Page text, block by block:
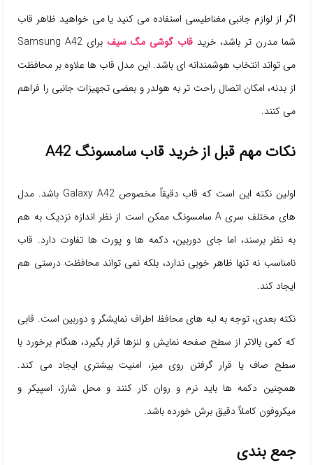
اگر از لوازم جانبی مغناطیسی استفاده می کنید یا می خواهید ظاهر قاب
شما مدرن تر باشد، خریدقاب گوشی مگ سیف
برای Samsung A42
می تواند انتخاب هوشمندانه ای باشد. این مدل قاب ها علاوه بر محافظت
از بدنه، امکان اتصال راحت تر به هولدر و بعضی تجهیزات جانبی را فراهم
می کنند.
نکات مهم قبل از خرید قاب سامسونگ A42
اولین نکته این است که قاب دقیقاً مخصوص Galaxy A42 باشد. مدل
های مختلف سری A سامسونگ ممکن است از نظر اندازه نزدیک به هم
به نظر برسند، اما جای دوربین، دکمه ها و پورت ها تفاوت دارد. قاب
نامناسب نه تنها ظاهر خوبی ندارد، بلکه نمی تواند محافظت درستی هم
ایجاد کند.
نکته بعدی، توجه به لبه های محافظ اطراف نمایشگر و دوربین است. قابی
که کمی بالاتر از سطح صفحه نمایش و لنزها قرار بگیرد، هنگام برخورد با
سطح صاف یا قرار گرفتن روی میز، امنیت بیشتری ایجاد می کند.
همچنین دکمه ها باید نرم و روان کار کنند و محل شارژ، اسپیکر و
میکروفون کاملاً دقیق برش خورده باشد.
جمع بندی